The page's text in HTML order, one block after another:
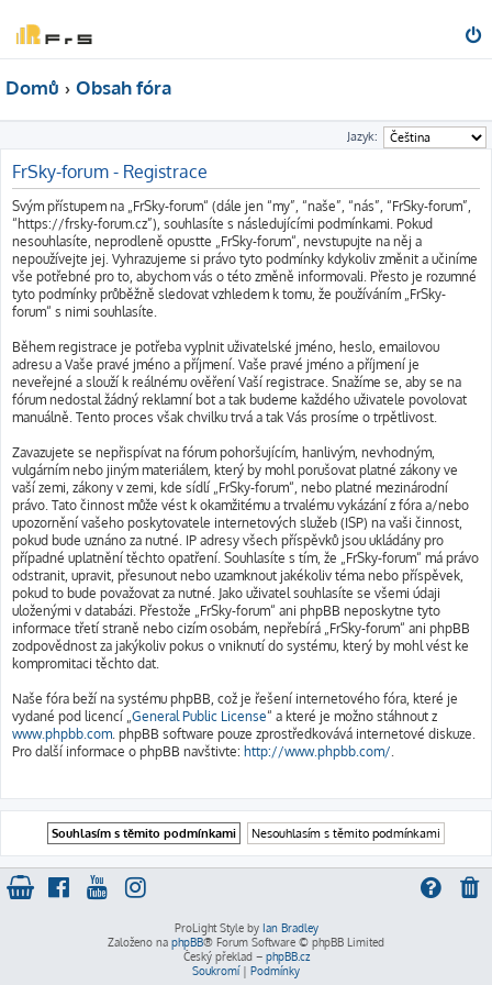
Domů Obsah fóra
Jazyk:
FrSky-forum - Registrace
Svým přístupem na „FrSky-forum“ (dále jen “my”, “naše”, “nás”, “FrSky-forum”,
“https://frsky-forum.cz”), souhlasíte s následujícími podmínkami. Pokud
nesouhlasíte, neprodleně opusťte „FrSky-forum“, nevstupujte na něj a
nepoužívejte jej. Vyhrazujeme si právo tyto podmínky kdykoliv změnit a učiníme
vše potřebné pro to, abychom vás o této změně informovali. Přesto je rozumné
tyto podmínky průběžně sledovat vzhledem k tomu, že používáním „FrSky-
forum“ s nimi souhlasíte.
Během registrace je potřeba vyplnit uživatelské jméno, heslo, emailovou
adresu a Vaše pravé jméno a příjmení. Vaše pravé jméno a příjmení je
neveřejné a slouží k reálnému ověření Vaší registrace. Snažíme se, aby se na
fórum nedostal žádný reklamní bot a tak budeme každého uživatele povolovat
manuálně. Tento proces však chvilku trvá a tak Vás prosíme o trpětlivost.
Zavazujete se nepřispívat na fórum pohoršujícím, hanlivým, nevhodným,
vulgárním nebo jiným materiálem, který by mohl porušovat platné zákony ve
vaší zemi, zákony v zemi, kde sídlí „FrSky-forum“, nebo platné mezinárodní
právo. Tato činnost může vést k okamžitému a trvalému vykázání z fóra a/nebo
upozornění vašeho poskytovatele internetových služeb (ISP) na vaši činnost,
pokud bude uznáno za nutné. IP adresy všech příspěvků jsou ukládány pro
případné uplatnění těchto opatření. Souhlasíte s tím, že „FrSky-forum“ má právo
odstranit, upravit, přesunout nebo uzamknout jakékoliv téma nebo příspěvek,
pokud to bude považovat za nutné. Jako uživatel souhlasíte se všemi údaji
uloženými v databázi. Přestože „FrSky-forum“ ani phpBB neposkytne tyto
informace třetí straně nebo cizím osobám, nepřebírá „FrSky-forum“ ani phpBB
zodpovědnost za jakýkoliv pokus o vniknutí do systému, který by mohl vést ke
kompromitaci těchto dat.
Naše fóra beží na systému phpBB, což je řešení internetového fóra, které je
vydané pod licencí „General Public License“ a které je možno stáhnout z
www.phpbb.com. phpBB software pouze zprostředkovává internetové diskuze.
Pro další informace o phpBB navštivte: http://www.phpbb.com/.
ProLight Style by Ian Bradley
Založeno na phpBB® Forum Software © phpBB Limited
Český překlad – phpBB.cz
Soukromí| Podmínky